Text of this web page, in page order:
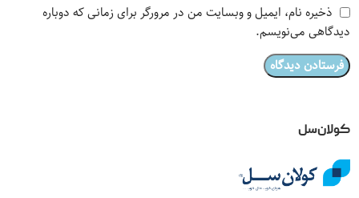
ذخیره نام، ایمیل و وبسایت من در مرورگر برای زمانی که دوباره
دیدگاهی می‌نویسم.
کولان‌سل